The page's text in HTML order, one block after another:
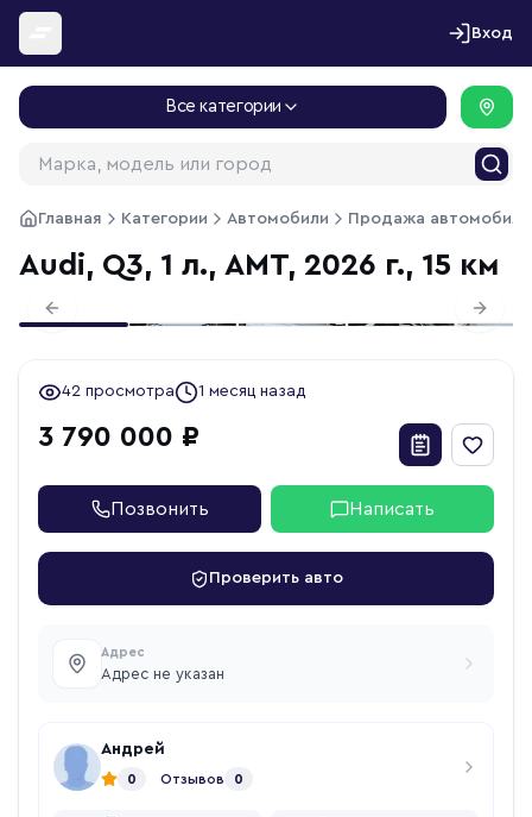
Перейти к содержимому
Вход
Все категории
Главная Категории Автомобили Продажа
Audi, Q3, 1 л., АМТ, 2026 г., 15 км
Previous slide Next
42 просмотра 1 месяц назад
3 790 000 ₽
Позвонить Написать
Проверить авто
Адрес
Адрес не указан
Андрей
0 Отзывов 0